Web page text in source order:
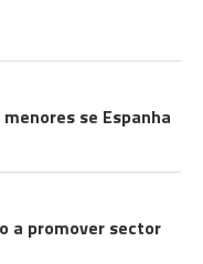
se Espanha
a promover sector